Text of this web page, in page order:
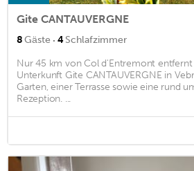
Gite CANTAUVERGNE
8Gäste · 4Schlafzimmer
Nur 45 km von Col d'Entremont
Unterkunft Gite CANTAUVERGNE in
Garten, einer Terrasse sowie eine rund
Rezeption. ...